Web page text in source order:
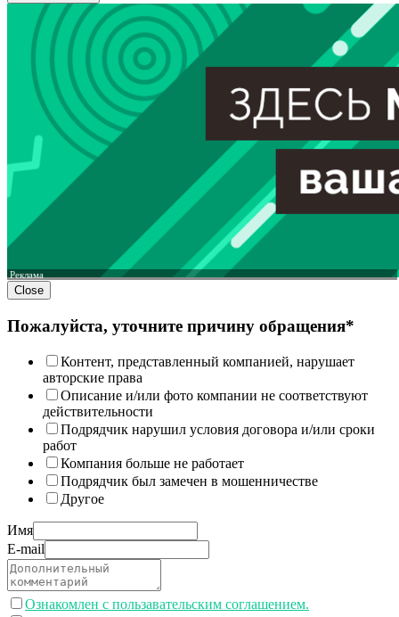
Реклама
Close
Пожалуйста, уточните причину обращения*
Контент, представленный компанией, нарушает
авторские права
Описание и/или фото компании не соответствуют
действительности
Подрядчик нарушил условия договора и/или сроки
работ
Компания больше не работает
Подрядчик был замечен в мошенничестве
Другое
Имя
E-mail
Ознакомлен с пользавательским соглашением.